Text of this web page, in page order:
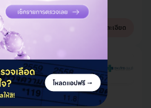
ผ่อน 0% 6 เดือน
9% ดูรายละเอียด
ากมดลูก ชนิด 9 สาย
14 ปี